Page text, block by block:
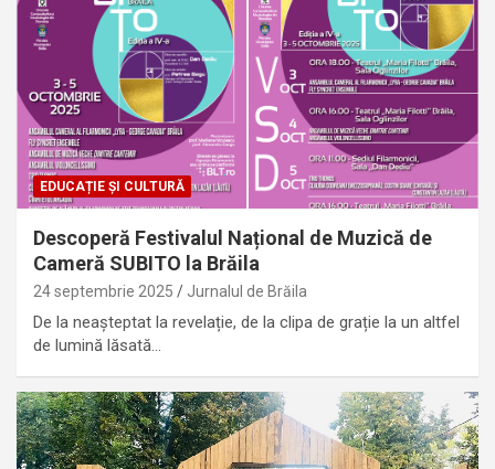
EDUCAȚIE ȘI CULTURĂ
Descoperă Festivalul Național de Muzică de
Cameră SUBITO la Brăila
24 septembrie 2025 Jurnalul de Brăila
De la neașteptat la revelație, de la clipa de grație la un altfel
de lumină lăsată…